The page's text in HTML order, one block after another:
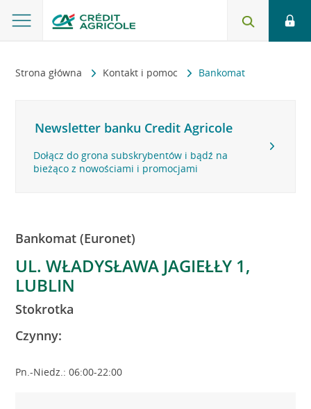
Strona główna Kontakt i pomoc Bankomat
Newsletter banku Credit Agricole
Dołącz do grona subskrybentów i bądź na
bieżąco z nowościami i promocjami
Bankomat (Euronet)
UL. WŁADYSŁAWA JAGIEŁŁY 1,
LUBLIN
Stokrotka
Czynny:
Pn.-Niedz.: 06:00-22:00